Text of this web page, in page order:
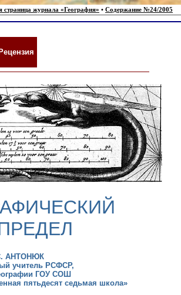
страница журнала «География» • Содержание №24/2005
Рецензия
АНТОНЮК
учитель РСФСР,
ГОУ СОШ
пятьдесят седьмая школа»